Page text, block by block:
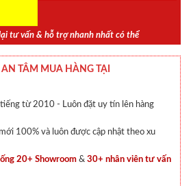
tư vấn & hỗ trợ nhanh nhất có thể
AN TÂM MUA HÀNG TẠI
tiếng từ 2010 - Luôn đặt uy tín lên hàng
100% và luôn được cập nhật theo xu
20+ Showroom & 30+ nhân viên tư vấn